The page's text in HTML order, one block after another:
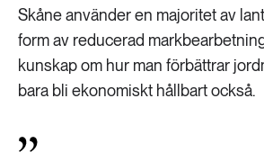
Skåne använder en majoritet av
form av reducerad
kunskap om hur man förbättrar
bara bli ekonomiskt hållbart också.